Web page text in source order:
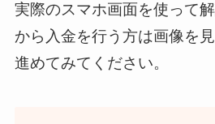
実際のスマホ画面を使って
から入金を行う方は画像を
進めてみてください。